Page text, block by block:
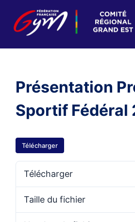
contenu
Présentation
Sportif Fédéral
Télécharger
Télécharger
Taille du fichier